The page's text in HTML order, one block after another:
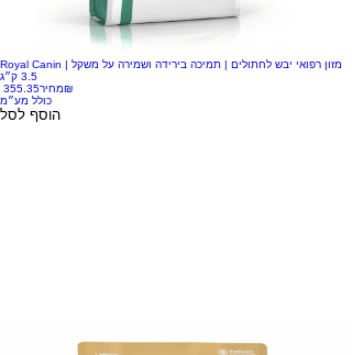
Royal Canin מזון רפואי יבש לחתולים | תמיכה בירידה ושמירה על משקל |
3.5 ק״ג
מחיר‏355.35 ‏₪
כולל מע״מ
הוסף לסל